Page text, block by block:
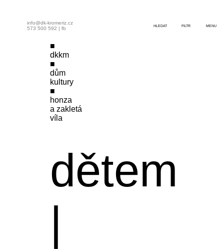
dkkm
dům
kultury
honza
a zakletá
víla
dětem
|
info@dk-kromeriz.cz
573 500 592 | fb HLEDAT FILTR MENU